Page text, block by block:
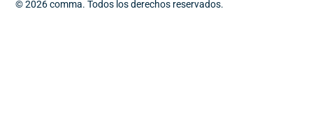
© 2026 comma. Todos los derechos reservados.